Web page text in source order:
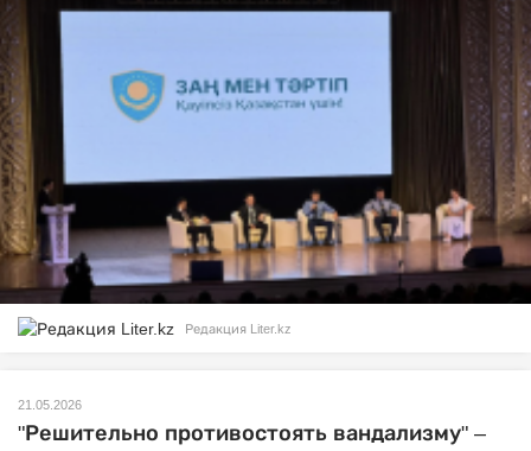
Редакция Liter.kz
21.05.2026
"Решительно противостоять вандализму" –